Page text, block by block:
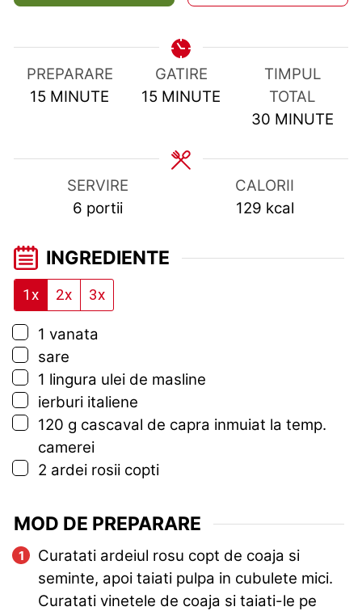
PREPARARE
15 MINUTES
MINUTE
GATIRE
15 MINUTES
MINUTE
TIMPUL
TOTAL
30 MINUTES
MINUTE
SERVIRE
6 portii
CALORII
129 kcal
INGREDIENTE
1x 2x 3x
▢
1 vanata
▢
sare
▢
1 lingura ulei de masline
▢
ierburi italiene
▢
120 g cascaval de capra inmuiat la temp.
camerei
▢
2 ardei rosii copti
MOD DE PREPARARE
Curatati ardeiul rosu copt de coaja si
seminte, apoi taiati pulpa in cubulete mici.
Curatati vinetele de coaja si taiati-le pe